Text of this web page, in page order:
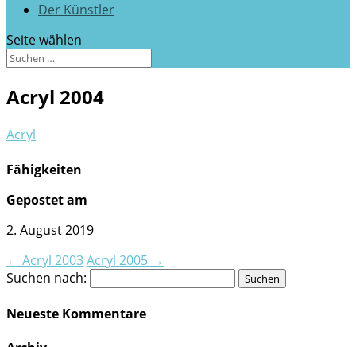
Der Künstler
Seite wählen
Acryl 2004
Acryl
Fähigkeiten
Gepostet am
2. August 2019
← Acryl 2003Acryl 2005 →
Suchen nach:
Neueste Kommentare